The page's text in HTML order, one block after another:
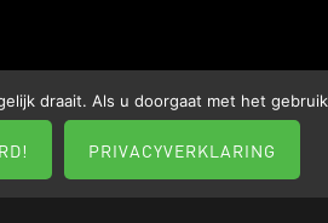
draait. Als u doorgaat met het
PRIVACYVERKLARING